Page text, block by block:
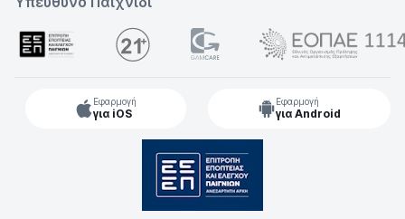
Εφαρμογή
για iOS
Εφαρμογή
για Android